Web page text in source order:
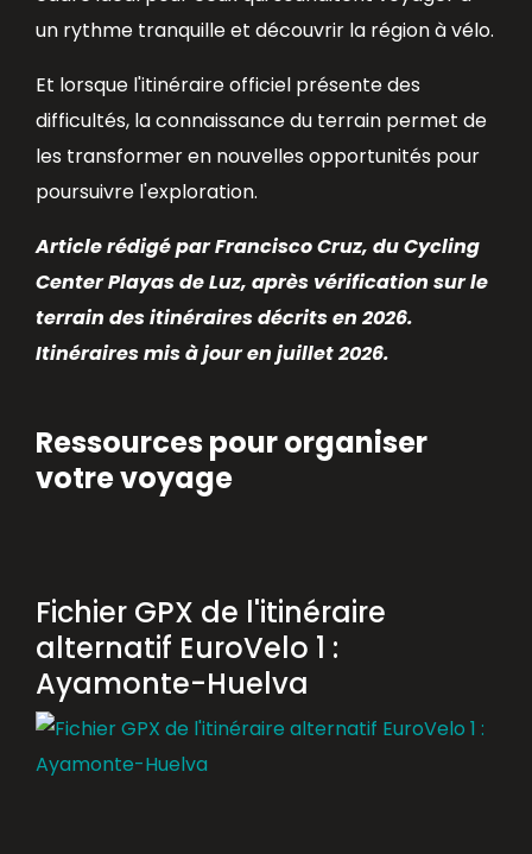
un rythme tranquille et découvrir la région à vélo.
Et lorsque l'itinéraire officiel présente des
difficultés, la connaissance du terrain permet de
les transformer en nouvelles opportunités pour
poursuivre l'exploration.
Article rédigé par Francisco Cruz, du Cycling
Center Playas de Luz, après vérification sur le
terrain des itinéraires décrits en 2026.
Itinéraires mis à jour en juillet 2026.
Ressources pour organiser
votre voyage
Fichier GPX de l'itinéraire
alternatif EuroVelo 1 :
Ayamonte-Huelva